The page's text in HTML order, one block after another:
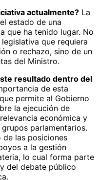
actualmente? La
estado de una
que ha tenido lugar. No
que requiera
o rechazo, sino de un
del Ministro.
resultado dentro del
de esta
permite al Gobierno
la ejecución de
económica y
parlamentarios.
de las posiciones
a la gestión
lo cual forma parte
del debate público